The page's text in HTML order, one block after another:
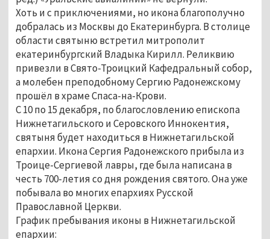
Хоть и с приключениями, но икона благополучно
добралась из Москвы до Екатеринбурга. В столице
области святыню встретил митрополит
екатеринбургский Владыка Кирилл. Реликвию
привезли в Свято-Троицкий Кафедральный собор,
а молебен преподобному Сергию Радонежскому
прошёл в храме Спаса-на-Крови.
С 10 по 15 декабря, по благословлению епископа
Нижнетагильского и Серовского Иннокентия,
святыня будет находиться в Нижнетагильской
епархии. Икона Сергия Радонежского прибыла из
Троице-Сергиевой лавры, где была написана в
честь 700-летия со дня рождения святого. Она уже
побывала во многих епархиях Русской
Православной Церкви.
График пребывания иконы в Нижнетагильской
епархии: